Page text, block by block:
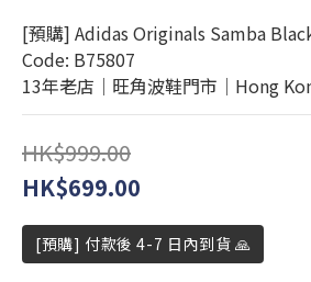
[預購] Adidas Originals Samba
Code: B75807
13年老店│旺角波鞋門市│Hong
HK$999.00
HK$699.00
[預購] 付款後 4-7 日內到貨 🙏